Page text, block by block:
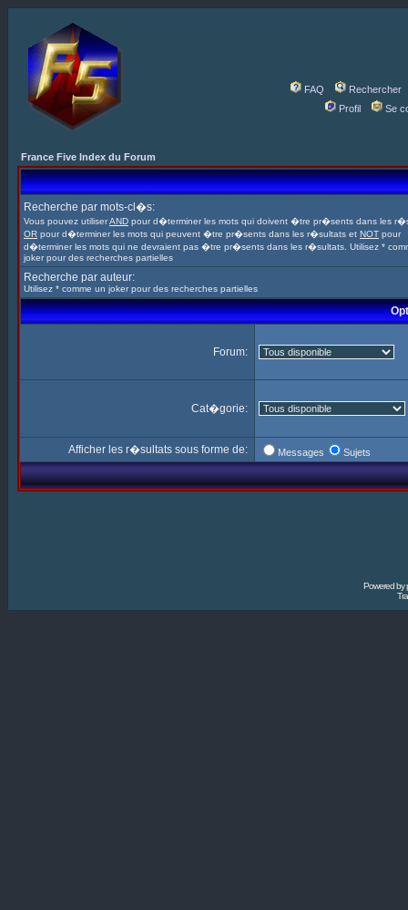
FAQ
Rechercher
Profil
Se
France Five Index du Forum
Recherche par mots-cl�s:
Vous pouvez utiliserAND pour d�terminer les mots qui doivent �tre pr�sents dans les
OR pour d�terminer les mots qui peuvent �tre pr�sents dans les r�sultats et NOT pour
d�terminer les mots qui ne devraient pas �tre pr�sents dans les r�sultats. Utilisez *
joker pour des recherches partielles
Recherche par auteur:
Utilisez * comme un joker pour des recherches partielles
Forum:
Cat�gorie:
Afficher les r�sultats sous forme de: Messages Sujets
Powered by